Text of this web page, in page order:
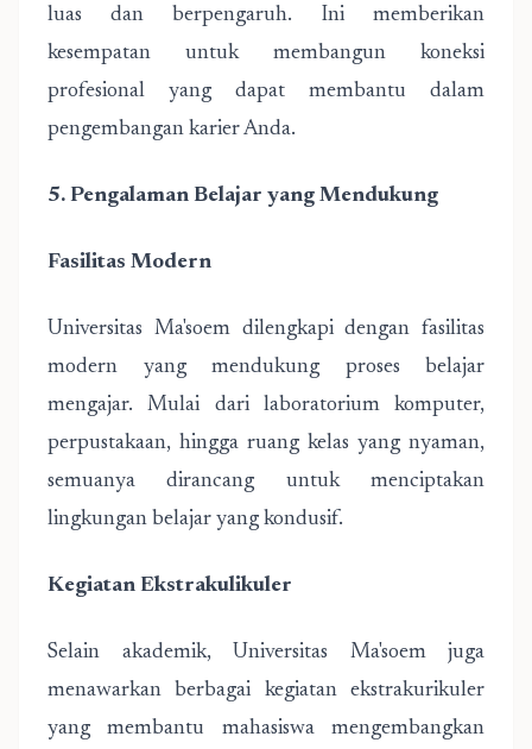
luas dan berpengaruh. Ini memberikan
kesempatan untuk membangun koneksi
profesional yang dapat membantu dalam
pengembangan karier Anda.
5. Pengalaman Belajar yang Mendukung
Fasilitas Modern
Universitas Ma'soem dilengkapi dengan fasilitas
modern yang mendukung proses belajar
mengajar. Mulai dari laboratorium komputer,
perpustakaan, hingga ruang kelas yang nyaman,
semuanya dirancang untuk menciptakan
lingkungan belajar yang kondusif.
Kegiatan Ekstrakulikuler
Selain akademik, Universitas Ma'soem juga
menawarkan berbagai kegiatan ekstrakurikuler
yang membantu mahasiswa mengembangkan